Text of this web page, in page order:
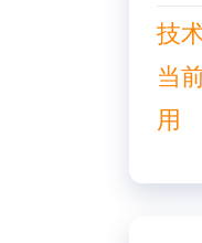
技
当
用